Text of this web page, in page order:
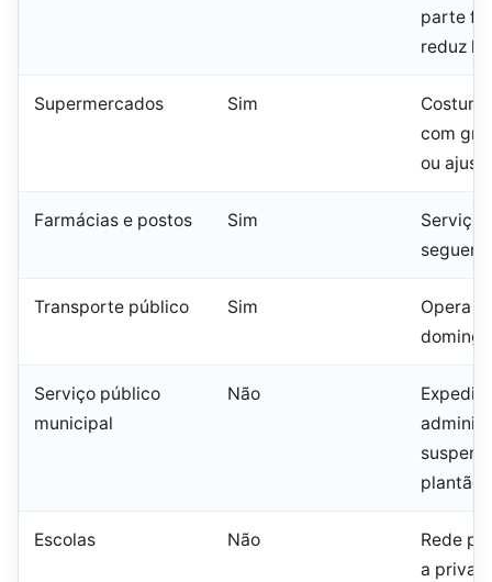
parte
reduz
Supermercados Sim
com
ou
Farmácias e postos Sim
seguem
Transporte público Sim
Opera
Serviço público
municipal
Não
plantão
Escolas Não
Rede
a